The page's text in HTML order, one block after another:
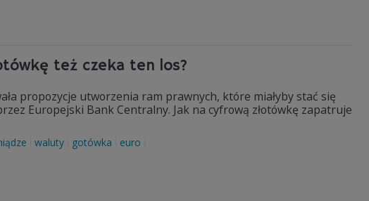
też czeka ten los?
propozycje utworzenia ram prawnych, które miałyby stać się
Europejski Bank Centralny. Jak na cyfrową złotówkę zapatruje
waluty gotówka euro